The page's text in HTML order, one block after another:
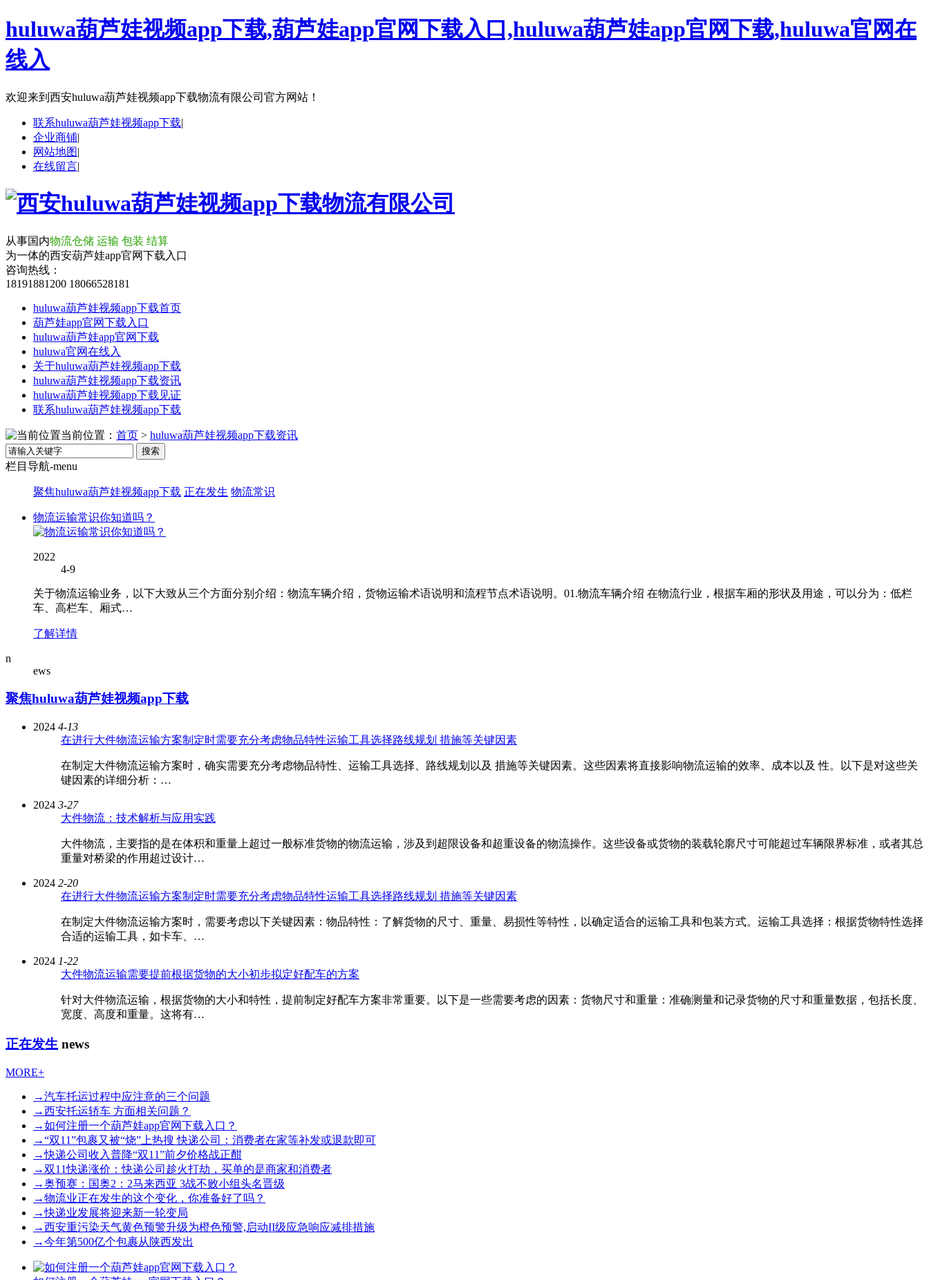
huluwa葫芦娃视频app下载,葫芦娃app官网下载入口,huluwa葫芦娃app官网下载,huluwa官网在
线入
欢迎来到 西安huluwa葫芦娃视频app下载物流有限公司官方网站！
联系huluwa葫芦娃视频app下载|
企业商铺|
网站地图|
在线留言|
从事国内物流仓储 运输 包装 结算
为一体的西安葫芦娃app官网下载入口
咨询热线：
18191881200 18066528181
huluwa葫芦娃视频app下载首页
葫芦娃app官网下载入口
huluwa葫芦娃app官网下载
huluwa官网在线入
关于huluwa葫芦娃视频app下载
huluwa葫芦娃视频app下载资讯
huluwa葫芦娃视频app下载见证
联系huluwa葫芦娃视频app下载
当前位置： 首页 > huluwa葫芦娃视频app下载资讯
搜索
栏目导航-menu
聚焦huluwa葫芦娃视频app下载 正在发生 物流常识
物流运输常识你知道吗？
2022
4-9
关于物流运输业务，以下大致从三个方面分别介绍：物流车辆介绍，货物运输术语说明和流程节点术语说明。01.物流车辆介绍 在物流行业，根据车厢的形状及用途，可以分为：低栏
车、高栏车、厢式…
了解详情
n
ews
聚焦huluwa葫芦娃视频app下载
2024 4-13
在进行大件物流运输方案制定时需要充分考虑物品特性运输工具选择路线规划 措施等关键因素
在制定大件物流运输方案时，确实需要充分考虑物品特性、运输工具选择、路线规划以及 措施等关键因素。这些因素将直接影响物流运输的效率、成本以及 性。以下是对这些关
键因素的详细分析：…
2024 3-27
大件物流：技术解析与应用实践
大件物流，主要指的是在体积和重量上超过一般标准货物的物流运输，涉及到超限设备和超重设备的物流操作。这些设备或货物的装载轮廓尺寸可能超过车辆限界标准，或者其总
重量对桥梁的作用超过设计…
2024 2-20
在进行大件物流运输方案制定时需要充分考虑物品特性运输工具选择路线规划 措施等关键因素
在制定大件物流运输方案时，需要考虑以下关键因素：物品特性：了解货物的尺寸、重量、易损性等特性，以确定适合的运输工具和包装方式。运输工具选择：根据货物特性选择
合适的运输工具，如卡车、…
2024 1-22
大件物流运输需要提前根据货物的大小初步拟定好配车的方案
针对大件物流运输，根据货物的大小和特性，提前制定好配车方案非常重要。以下是一些需要考虑的因素：货物尺寸和重量：准确测量和记录货物的尺寸和重量数据，包括长度、
宽度、高度和重量。这将有…
正在发生 news
MORE+
→汽车托运过程中应注意的三个问题
→西安托运轿车 方面相关问题？
→如何注册一个葫芦娃app官网下载入口？
→“双11”包裹又被“烧”上热搜 快递公司：消费者在家等补发或退款即可
→快递公司收入普降“双11”前夕价格战正酣
→双11快递涨价：快递公司趁火打劫，买单的是商家和消费者
→奥预赛：国奥2：2马来西亚 3战不败小组头名晋级
→物流业正在发生的这个变化，你准备好了吗？
→快递业发展将迎来新一轮变局
→西安重污染天气黄色预警升级为橙色预警,启动II级应急响应减排措施
→今年第500亿个包裹从陕西发出